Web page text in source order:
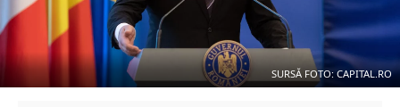
SURSĂ FOTO: CAPITAL.RO